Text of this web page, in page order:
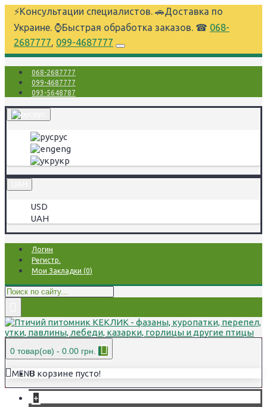
⚡Консультации специалистов. 🚗Доставка по
Украине. ⌚Быстрая обработка заказов. ☎ 068-
2687777, 099-4687777
068-2687777
099-4687777
093-5648787
рус
eng
укр
USD
UAH
Логин
Регистр.
Мои Закладки (0)
0 товар(ов) - 0.00 грн.
В корзине пусто!
MENU
+